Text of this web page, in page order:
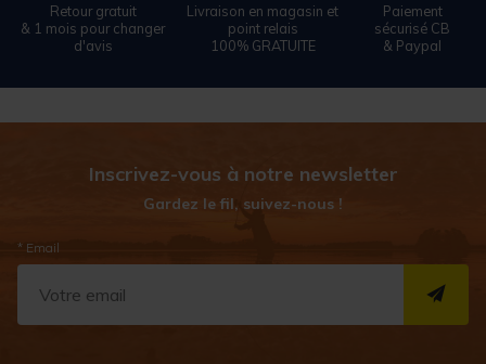
Retour gratuit
& 1 mois pour changer
d'avis
Livraison en magasin et
point relais
100% GRATUITE
Paiement
sécurisé CB
& Paypal
Inscrivez-vous à notre newsletter
Gardez le fil, suivez-nous !
* Email